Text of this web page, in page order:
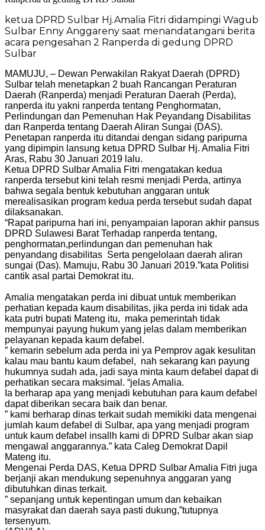
ketua DPRD Sulbar Hj.Amalia Fitri didampingi Wagub
Sulbar Enny Anggareny saat menandatangani berita
acara pengesahan 2 Ranperda di gedung DPRD
Sulbar
MAMUJU, – Dewan Perwakilan Rakyat Daerah (DPRD)
Sulbar telah menetapkan 2 buah Rancangan Peraturan
Daerah (Ranperda) menjadi Peraturan Daerah (Perda),
ranperda itu yakni ranperda tentang Penghormatan,
Perlindungan dan Pemenuhan Hak Peyandang Disabilitas
dan Ranperda tentang Daerah Aliran Sungai (DAS).
Penetapan ranperda itu ditandai dengan sidang paripurna
yang dipimpin lansung ketua DPRD Sulbar Hj. Amalia Fitri
Aras, Rabu 30 Januari 2019 lalu.
Ketua DPRD Sulbar Amalia Fitri mengatakan kedua
ranperda tersebut kini telah resmi menjadi Perda, artinya
bahwa segala bentuk kebutuhan anggaran untuk
merealisasikan program kedua perda tersebut sudah dapat
dilaksanakan.
“Rapat paripurna hari ini, penyampaian laporan akhir pansus
DPRD Sulawesi Barat Terhadap ranperda tentang,
penghormatan,perlindungan dan pemenuhan hak
penyandang disabilitas Serta pengelolaan daerah aliran
sungai (Das). Mamuju, Rabu 30 Januari 2019.”kata Politisi
cantik asal partai Demokrat itu.
Amalia mengatakan perda ini dibuat untuk memberikan
perhatian kepada kaum disabilitas, jika perda ini tidak ada
kata putri bupati Mateng itu, maka pemerintah tidak
mempunyai payung hukum yang jelas dalam memberikan
pelayanan kepada kaum defabel.
” kemarin sebelum ada perda ini ya Pemprov agak kesulitan
kalau mau bantu kaum defabel, nah sekarang kan payung
hukumnya sudah ada, jadi saya minta kaum defabel dapat di
perhatikan secara maksimal. “jelas Amalia.
Ia berharap apa yang menjadi kebutuhan para kaum defabel
dapat diberikan secara baik dan benar.
” kami berharap dinas terkait sudah memikiki data mengenai
jumlah kaum defabel di Sulbar, apa yang menjadi program
untuk kaum defabel insallh kami di DPRD Sulbar akan siap
mengawal anggarannya.” kata Caleg Demokrat Dapil
Mateng itu.
Mengenai Perda DAS, Ketua DPRD Sulbar Amalia Fitri juga
berjanji akan mendukung sepenuhnya anggaran yang
dibutuhkan dinas terkait.
” sepanjang untuk kepentingan umum dan kebaikan
masyrakat dan daerah saya pasti dukung,”tutupnya
tersenyum.